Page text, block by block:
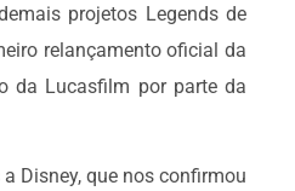
projetos Legends de
relançamento oficial da
da Lucasfilm por parte da
Disney, que nos confirmou